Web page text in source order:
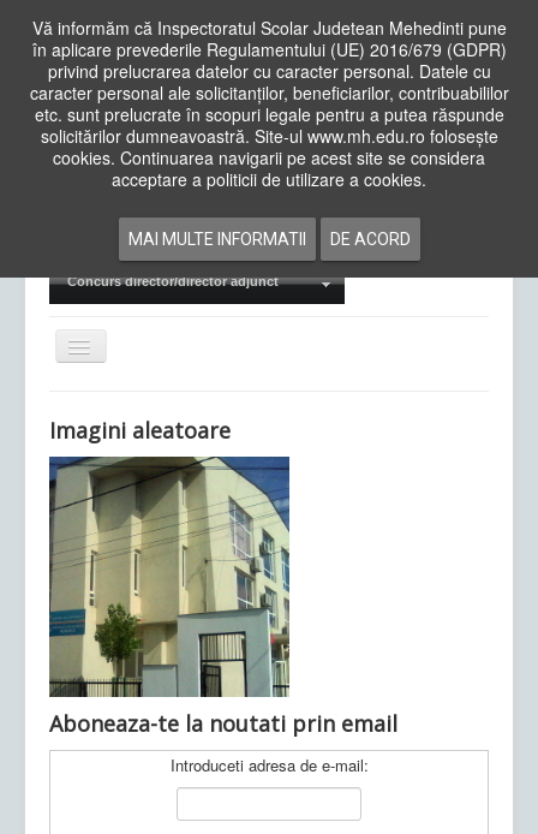
Vă informăm că Inspectoratul Scolar Judetean Mehedinti pune
în aplicare prevederile Regulamentului (UE) 2016/679 (GDPR)
privind prelucrarea datelor cu caracter personal. Datele cu
caracter personal ale solicitanților, beneficiarilor, contribuabililor
etc. sunt prelucrate în scopuri legale pentru a putea răspunde
solicitărilor dumneavoastră. Site-ul www.mh.edu.ro folosește
cookies. Continuarea navigarii pe acest site se considera
acceptare a politicii de utilizare a cookies.
MAI MULTE INFORMATII DE ACORD
Cauta
in
siteAcasa Cadre Didactice
Examene Naționale
Concurs director/director adjunct
Comută
navigarea
Ultimele articole: Vi, 04.11.2022 -
Județean Mehedinți
Imagini aleatoare
Aboneaza-te la noutati prin email
Introduceti adresa de e-mail: